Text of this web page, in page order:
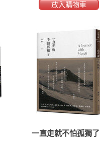
放入購物車
一直走就不怕孤獨了